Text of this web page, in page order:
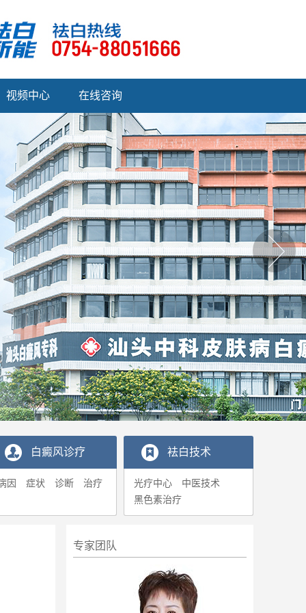
视频中心 在线咨询
白癜风诊疗
因 症状 诊断 治疗
袪白技术
光疗中心
中医技术
黑色素治疗
专家团队